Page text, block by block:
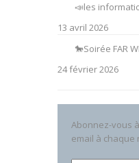
📣les
13 avril 2026
🐎Soirée FAR
24 février 2026
Abonnez-vous
email à chaque